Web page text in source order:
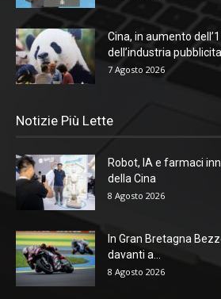
Cina, in aumento
dell’industria
7 Agosto 2026
Notizie Più Lette
Robot, IA e farmaci
della Cina
8 Agosto 2026
In Gran Bretagna
davanti a...
8 Agosto 2026